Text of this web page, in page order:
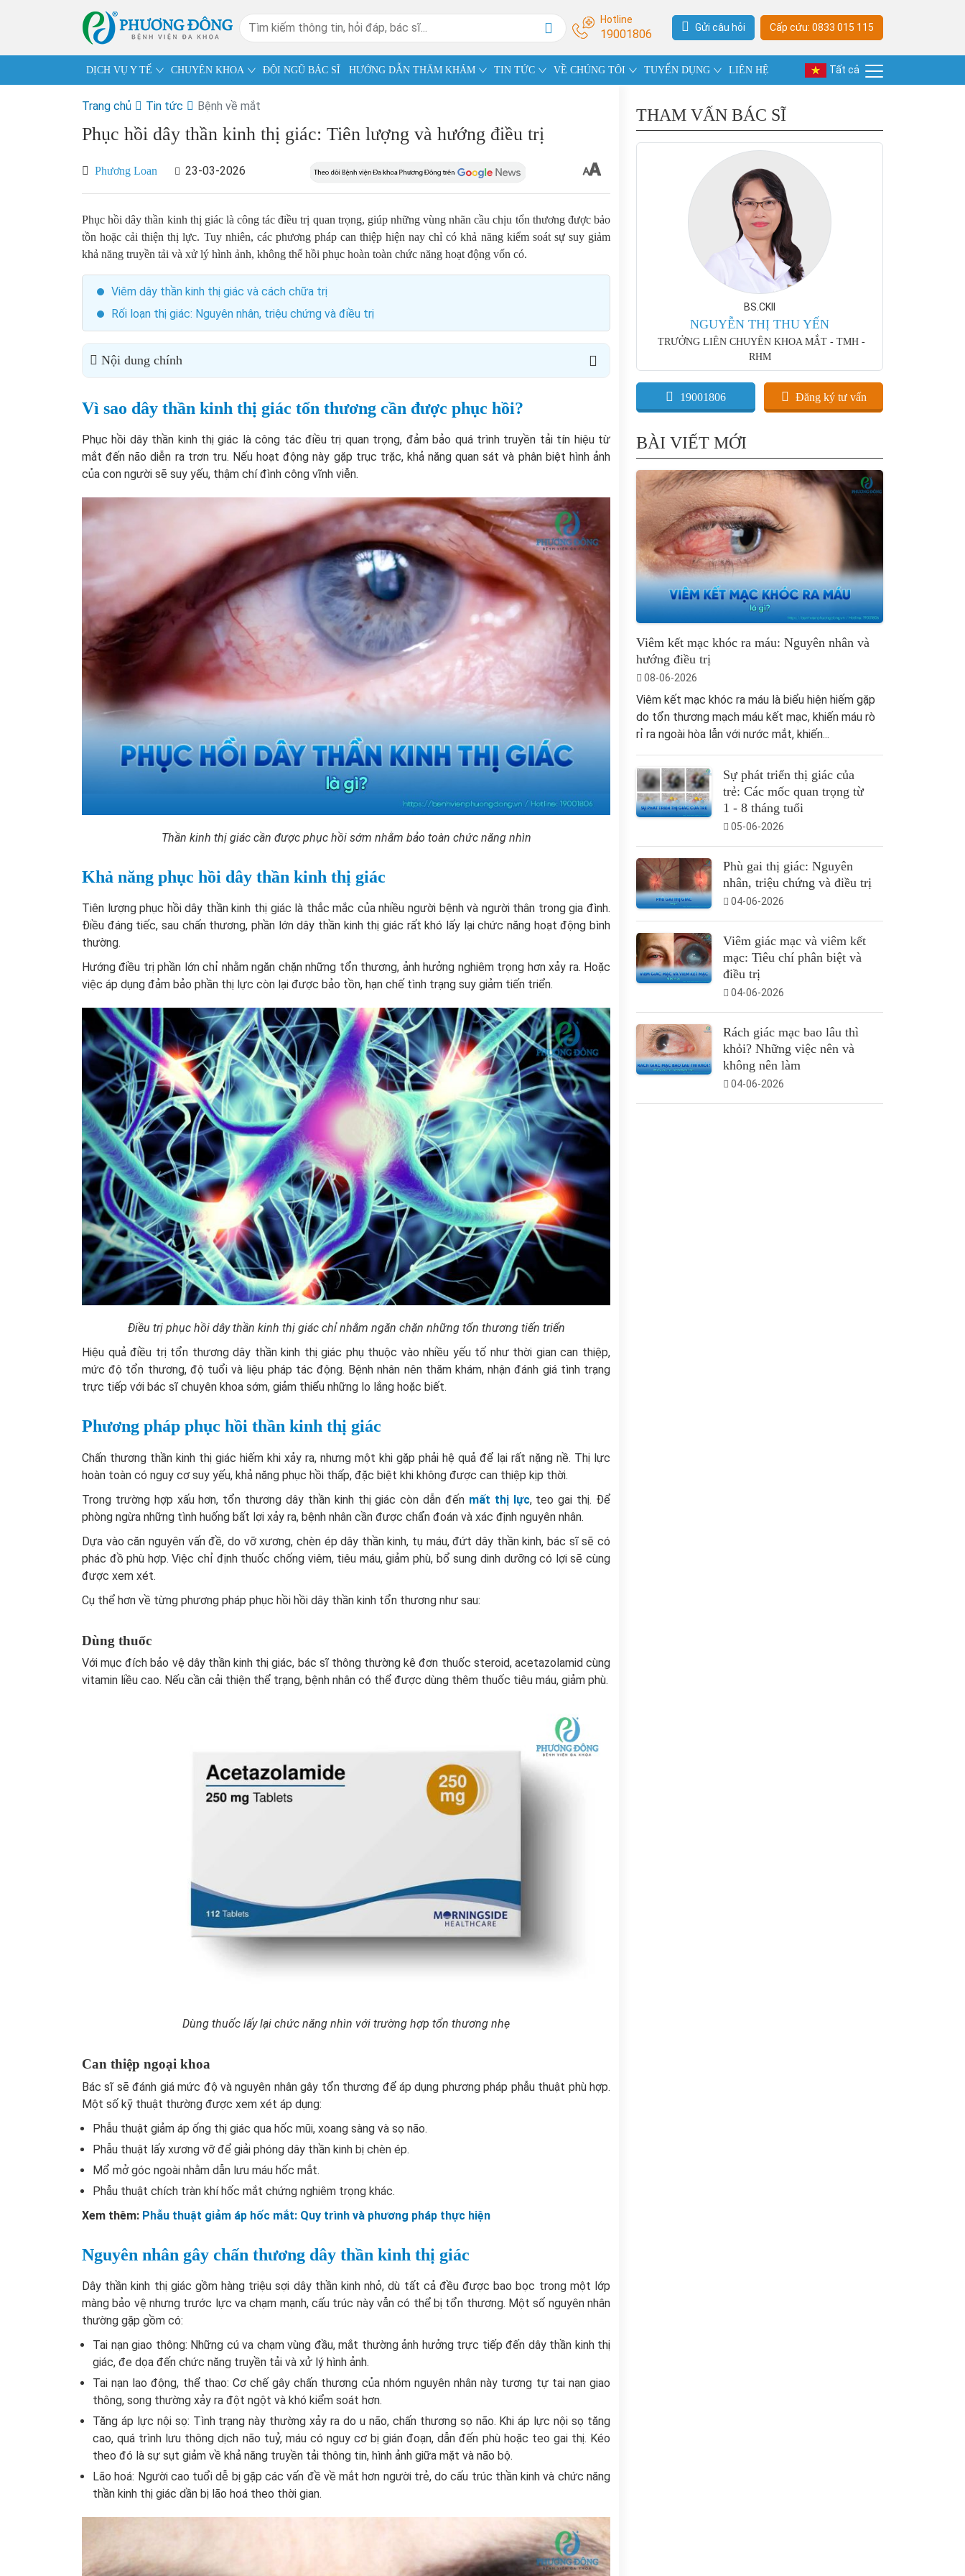
Hotline
19001806 Gửi câu hỏi Cấp cứu: 0833 015 115
DỊCH VỤ Y TẾ CHUYÊN KHOA ĐỘI NGŨ BÁC SĨ HƯỚNG DẪN THĂM KHÁM TIN TỨC VỀ CHÚNG TÔI TUYỂN DỤNG LIÊN HỆ Tất cả
Trang chủ Tin tức Bệnh về mắt
Phục hồi dây thần kinh thị giác: Tiên lượng và hướng điều trị
Phương Loan 23-03-2026
Phục hồi dây thần kinh thị giác là công tác điều trị quan trọng, giúp những vùng nhãn cầu chịu tổn thương được bảo
tồn hoặc cải thiện thị lực. Tuy nhiên, các phương pháp can thiệp hiện nay chỉ có khả năng kiểm soát sự suy giảm
khả năng truyền tải và xử lý hình ảnh, không thể hồi phục hoàn toàn chức năng hoạt động vốn có.
Viêm dây thần kinh thị giác và cách chữa trị
Rối loạn thị giác: Nguyên nhân, triệu chứng và điều trị
Nội dung chính
Vì sao dây thần kinh thị giác tổn thương cần được phục hồi?
Phục hồi dây thần kinh thị giác là công tác điều trị quan trọng, đảm bảo quá trình truyền tải tín hiệu từ
mắt đến não diễn ra trơn tru. Nếu hoạt động này gặp trục trặc, khả năng quan sát và phân biệt hình ảnh
của con người sẽ suy yếu, thậm chí đình công vĩnh viễn.
Thần kinh thị giác cần được phục hồi sớm nhằm bảo toàn chức năng nhìn
Khả năng phục hồi dây thần kinh thị giác
Tiên lượng phục hồi dây thần kinh thị giác là thắc mắc của nhiều người bệnh và người thân trong gia đình.
Điều đáng tiếc, sau chấn thương, phần lớn dây thần kinh thị giác rất khó lấy lại chức năng hoạt động bình
thường.
Hướng điều trị phần lớn chỉ nhằm ngăn chặn những tổn thương, ảnh hưởng nghiêm trọng hơn xảy ra. Hoặc
việc áp dụng đảm bảo phần thị lực còn lại được bảo tồn, hạn chế tình trạng suy giảm tiến triển.
Điều trị phục hồi dây thần kinh thị giác chỉ nhằm ngăn chặn những tổn thương tiến triển
Hiệu quả điều trị tổn thương dây thần kinh thị giác phụ thuộc vào nhiều yếu tố như thời gian can thiệp,
mức độ tổn thương, độ tuổi và liệu pháp tác động. Bệnh nhân nên thăm khám, nhận đánh giá tình trạng
trực tiếp với bác sĩ chuyên khoa sớm, giảm thiểu những lo lắng hoặc biết.
Phương pháp phục hồi thần kinh thị giác
Chấn thương thần kinh thị giác hiếm khi xảy ra, nhưng một khi gặp phải hệ quả để lại rất nặng nề. Thị lực
hoàn toàn có nguy cơ suy yếu, khả năng phục hồi thấp, đặc biệt khi không được can thiệp kịp thời.
Trong trường hợp xấu hơn, tổn thương dây thần kinh thị giác còn dẫn đến mất thị lực, teo gai thị. Để
phòng ngừa những tình huống bất lợi xảy ra, bệnh nhân cần được chẩn đoán và xác định nguyên nhân.
Dựa vào căn nguyên vấn đề, do vỡ xương, chèn ép dây thần kinh, tụ máu, đứt dây thần kinh, bác sĩ sẽ có
phác đồ phù hợp. Việc chỉ định thuốc chống viêm, tiêu máu, giảm phù, bổ sung dinh dưỡng có lợi sẽ cùng
được xem xét.
Cụ thể hơn về từng phương pháp phục hồi hồi dây thần kinh tổn thương như sau:
Dùng thuốc
Với mục đích bảo vệ dây thần kinh thị giác, bác sĩ thông thường kê đơn thuốc steroid, acetazolamid cùng
vitamin liều cao. Nếu cần cải thiện thể trạng, bệnh nhân có thể được dùng thêm thuốc tiêu máu, giảm phù.
Dùng thuốc lấy lại chức năng nhìn với trường hợp tổn thương nhẹ
Can thiệp ngoại khoa
Bác sĩ sẽ đánh giá mức độ và nguyên nhân gây tổn thương để áp dụng phương pháp phẫu thuật phù hợp.
Một số kỹ thuật thường được xem xét áp dụng:
Phẫu thuật giảm áp ống thị giác qua hốc mũi, xoang sàng và sọ não.
Phẫu thuật lấy xương vỡ để giải phóng dây thần kinh bị chèn ép.
Mổ mở góc ngoài nhằm dẫn lưu máu hốc mắt.
Phẫu thuật chích tràn khí hốc mắt chứng nghiêm trọng khác.
Xem thêm: Phẫu thuật giảm áp hốc mắt: Quy trình và phương pháp thực hiện
Nguyên nhân gây chấn thương dây thần kinh thị giác
Dây thần kinh thị giác gồm hàng triệu sợi dây thần kinh nhỏ, dù tất cả đều được bao bọc trong một lớp
màng bảo vệ nhưng trước lực va chạm mạnh, cấu trúc này vẫn có thể bị tổn thương. Một số nguyên nhân
thường gặp gồm có:
Tai nạn giao thông: Những cú va chạm vùng đầu, mắt thường ảnh hưởng trực tiếp đến dây thần kinh thị
giác, đe dọa đến chức năng truyền tải và xử lý hình ảnh.
Tai nạn lao động, thể thao: Cơ chế gây chấn thương của nhóm nguyên nhân này tương tự tai nạn giao
thông, song thường xảy ra đột ngột và khó kiểm soát hơn.
Tăng áp lực nội sọ: Tình trạng này thường xảy ra do u não, chấn thương sọ não. Khi áp lực nội sọ tăng
cao, quá trình lưu thông dịch não tuỷ, máu có nguy cơ bị gián đoạn, dẫn đến phù hoặc teo gai thị. Kéo
theo đó là sự sụt giảm về khả năng truyền tải thông tin, hình ảnh giữa mặt và não bộ.
Lão hoá: Người cao tuổi dễ bị gặp các vấn đề về mắt hơn người trẻ, do cấu trúc thần kinh và chức năng
thần kinh thị giác dần bị lão hoá theo thời gian.
THAM VẤN BÁC SĨ
BS.CKII
NGUYỄN THỊ THU YẾN
TRƯỞNG LIÊN CHUYÊN KHOA MẮT - TMH -
RHM
19001806 Đăng ký tư vấn
BÀI VIẾT MỚI
Viêm kết mạc khóc ra máu: Nguyên nhân và
hướng điều trị
08-06-2026
Viêm kết mạc khóc ra máu là biểu hiện hiếm gặp
do tổn thương mạch máu kết mạc, khiến máu rò
rỉ ra ngoài hòa lẫn với nước mắt, khiến...
Sự phát triển thị giác của
trẻ: Các mốc quan trọng từ
1 - 8 tháng tuổi
05-06-2026
Phù gai thị giác: Nguyên
nhân, triệu chứng và điều trị
04-06-2026
Viêm giác mạc và viêm kết
mạc: Tiêu chí phân biệt và
điều trị
04-06-2026
Rách giác mạc bao lâu thì
khỏi? Những việc nên và
không nên làm
04-06-2026